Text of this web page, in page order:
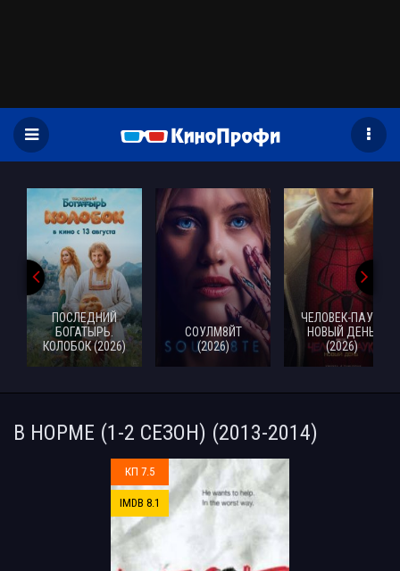
ПОСЛЕДНИЙ
БОГАТЫРЬ.
КОЛОБОК (2026)
СОУЛМ8ЙТ
(2026)
ЧЕЛОВЕК-ПАУК:
НОВЫЙ ДЕНЬ
(2026)
В НОРМЕ (1-2 СЕЗОН) (2013-2014)
КП 7.5
IMDB 8.1